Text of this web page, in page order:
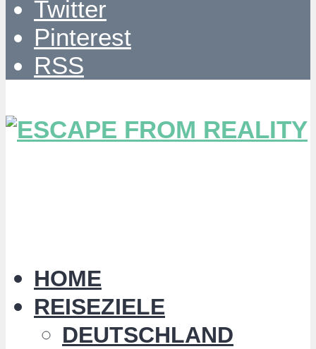
Twitter
Pinterest
RSS
HOME
REISEZIELE
DEUTSCHLAND